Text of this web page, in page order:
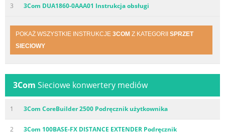
3 3Com DUA1860-0AAA01 Instrukcja obsługi
POKAŻ WSZYSTKIE INSTRUKCJE 3COM Z KATEGORII SPRZET
SIECIOWY
3Com Sieciowe konwertery mediów
1 3Com CoreBuilder 2500 Podręcznik użytkownika
2
3Com 100BASE-FX DISTANCE EXTENDER Podręcznik